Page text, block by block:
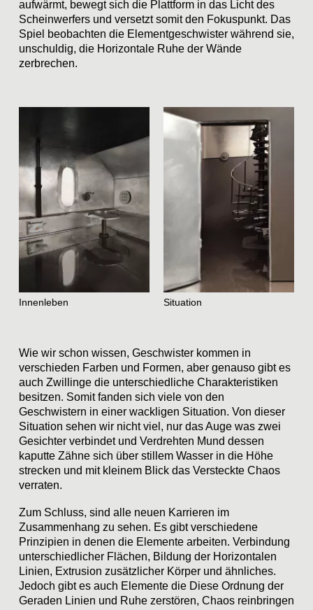
aufwärmt, bewegt sich die Plattform in das Licht des
Scheinwerfers und versetzt somit den Fokuspunkt. Das
Spiel beobachten die Elementgeschwister während sie,
unschuldig, die Horizontale Ruhe der Wände
zerbrechen.
Innenleben Situation
Wie wir schon wissen, Geschwister kommen in
verschieden Farben und Formen, aber genauso gibt es
auch Zwillinge die unterschiedliche Charakteristiken
besitzen. Somit fanden sich viele von den
Geschwistern in einer wackligen Situation. Von dieser
Situation sehen wir nicht viel, nur das Auge was zwei
Gesichter verbindet und Verdrehten Mund dessen
kaputte Zähne sich über stillem Wasser in die Höhe
strecken und mit kleinem Blick das Versteckte Chaos
verraten.
Zum Schluss, sind alle neuen Karrieren im
Zusammenhang zu sehen. Es gibt verschiedene
Prinzipien in denen die Elemente arbeiten. Verbindung
unterschiedlicher Flächen, Bildung der Horizontalen
Linien, Extrusion zusätzlicher Körper und ähnliches.
Jedoch gibt es auch Elemente die Diese Ordnung der
Geraden Linien und Ruhe zerstören, Chaos reinbringen